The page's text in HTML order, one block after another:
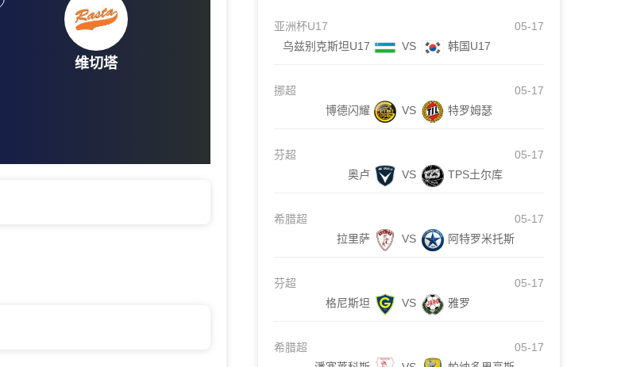
维切塔
亚洲杯U17
05-17
乌兹别克斯坦U17
VS 韩国U17
挪超
05-17
博德闪耀
VS 特罗姆瑟
芬超
05-17
奥卢
VS TPS土尔库
希腊超
05-17
拉里萨
VS 阿特罗米托斯
芬超
05-17
格尼斯坦
VS 雅罗
希腊超
05-17